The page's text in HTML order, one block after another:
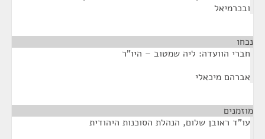
ובכרמיאל
נכחו
חברי הוועדה: ליה שמטוב – היו"ר
אברהם מיכאלי
מוזמנים
עו"ד ראובן שלום, הנהלת הסוכנות היהודית